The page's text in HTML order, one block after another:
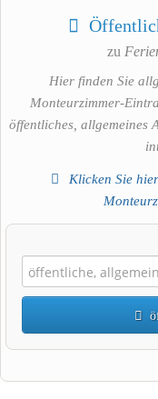
zu
Hier finden Sie
Monteurzimmer-
öffentliches, allgemeines
Klicken Sie